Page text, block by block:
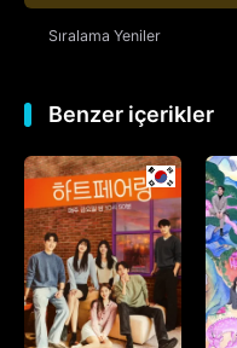
Sıralama Yeniler
Benzer içerikler